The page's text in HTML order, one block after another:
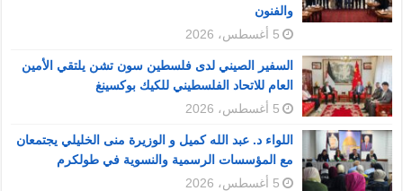
والفنون
5 أغسطس، 2026
السفير الصيني لدى فلسطين سون تشن يلتقي الأمين
العام للاتحاد الفلسطيني للكيك بوكسينغ
5 أغسطس، 2026
اللواء د. عبد الله كميل و الوزيرة منى الخليلي يجتمعان
مع المؤسسات الرسمية والنسوية في طولكرم
5 أغسطس، 2026